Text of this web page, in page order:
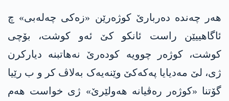
هەر چەنده‌ دەربارێ کوژەرێن «زەکی چەلەبی» چ
ئاگاهییێن راست ئانكو کێ ئەو کوشت، بۆچی
کوشت، کوژەر چوویە کودەرێ نەهاتبنە دیاركرن
ژی، لێ مەدیایا په‌كه‌كێ وێنەیەک به‌لاڤ كر و ب رێیا
گۆتنا «کوژەر رەڤیانە هەولێرێ» ژی خواست هەم